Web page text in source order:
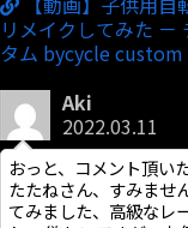
リメイクしてみた －
タム bycycle
Aki
2022.03.11
おっと、コメント頂い
たたねさん、すみませ
てみました、高級なレ